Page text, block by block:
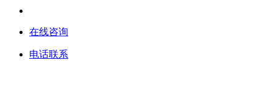
在线咨询
电话联系